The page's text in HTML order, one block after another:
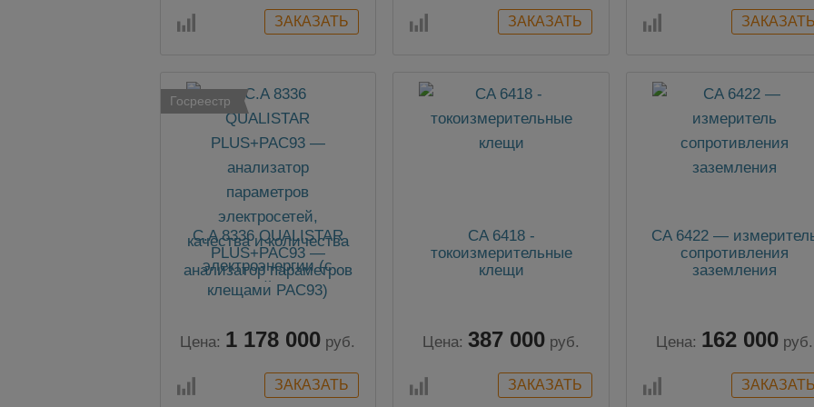
Госреестр
C.A 8336 QUALISTAR
PLUS+PAC93 —
анализатор параметров
электросетей, качества и
клещами PAC93)
Цена: 1 178 000 руб.
CA 6418 -
токоизмерительные
клещи
Цена: 387 000 руб.
CA 6422 —
сопротивления
заземления
Цена: 162 000 руб.